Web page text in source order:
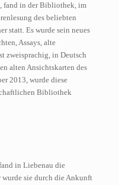
fand in der Bibliothek, im
des beliebten
statt. Es wurde sein neues
Assays, alte
zweisprachig, in Deutsch
alten Ansichtskarten des
2013, wurde diese
Bibliothek
in Liebenau die
sie durch die Ankunft